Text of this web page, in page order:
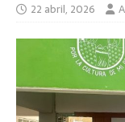
22 abril, 2026